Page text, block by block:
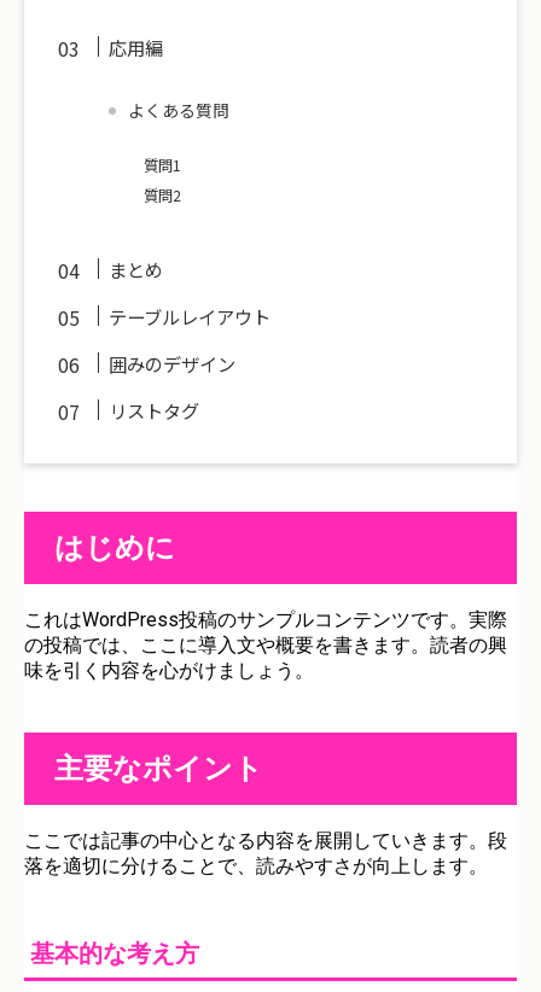
応用編
よくある質問
質問1
質問2
まとめ
テーブルレイアウト
囲みのデザイン
リストタグ
はじめに
これはWordPress投稿のサンプルコンテンツです。実際
の投稿では、ここに導入文や概要を書きます。読者の興
味を引く内容を心がけましょう。
主要なポイント
ここでは記事の中心となる内容を展開していきます。段
落を適切に分けることで、読みやすさが向上します。
基本的な考え方